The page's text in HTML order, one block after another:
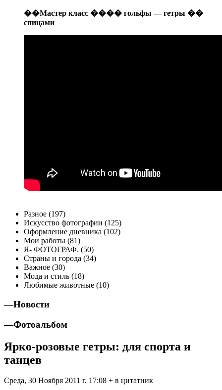
��Мастер класс ���� гольфы — гетры ��
спицами
Разное (197)
Искусство фотографии (125)
Оформление дневника (102)
Мои работы (81)
Я- ФОТОГРАФ. (50)
Страны и города (34)
Важное (30)
Мода и стиль (18)
Любимые животные (10)
—Новости
—Фотоальбом
Ярко-розовые гетры: для спорта и
танцев
Среда, 30 Ноября 2011 г. 17:08 + в цитатник